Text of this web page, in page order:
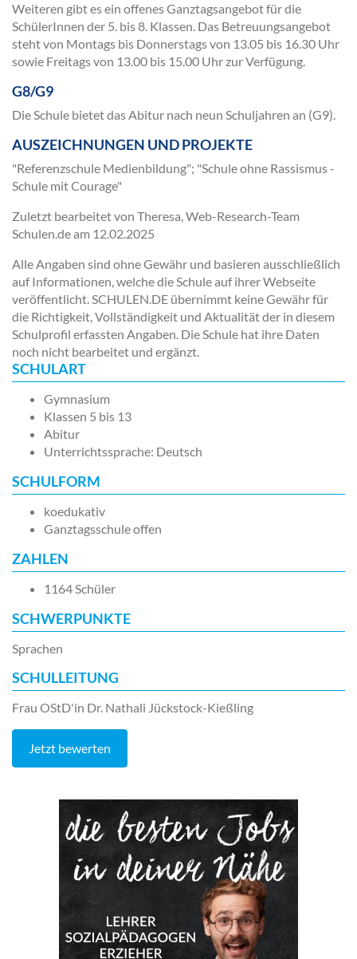
Weiteren gibt es ein offenes Ganztagsangebot für die
SchülerInnen der 5. bis 8. Klassen. Das Betreuungsangebot
steht von Montags bis Donnerstags von 13.05 bis 16.30 Uhr
sowie Freitags von 13.00 bis 15.00 Uhr zur Verfügung.
G8/G9
Die Schule bietet das Abitur nach neun Schuljahren an (G9).
AUSZEICHNUNGEN UND PROJEKTE
"Referenzschule Medienbildung"; "Schule ohne Rassismus -
Schule mit Courage"
Zuletzt bearbeitet von Theresa, Web-Research-Team
Schulen.de am 12.02.2025
Alle Angaben sind ohne Gewähr und basieren ausschließlich
auf Informationen, welche die Schule auf ihrer Webseite
veröffentlicht. SCHULEN.DE übernimmt keine Gewähr für
die Richtigkeit, Vollständigkeit und Aktualität der in diesem
Schulprofil erfassten Angaben. Die Schule hat ihre Daten
noch nicht bearbeitet und ergänzt.
SCHULART
Gymnasium
Klassen 5 bis 13
Abitur
Unterrichtssprache: Deutsch
SCHULFORM
koedukativ
Ganztagsschule offen
ZAHLEN
1164 Schüler
SCHWERPUNKTE
Sprachen
SCHULLEITUNG
Frau OStD'in Dr. Nathali Jückstock-Kießling
Jetzt bewerten